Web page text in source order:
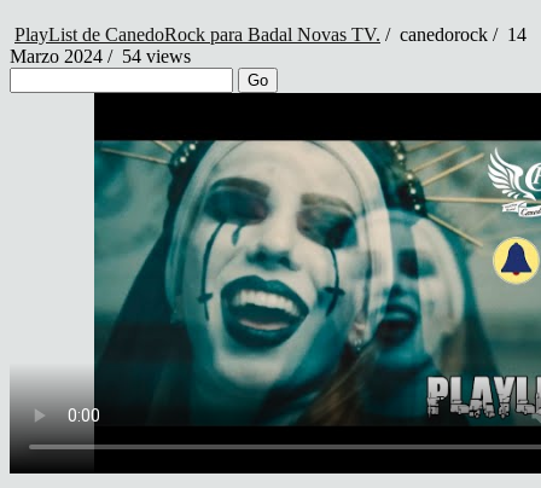
PlayList de CanedoRock para Badal Novas TV. / canedorock / 14
Marzo 2024 / 54 views
Go